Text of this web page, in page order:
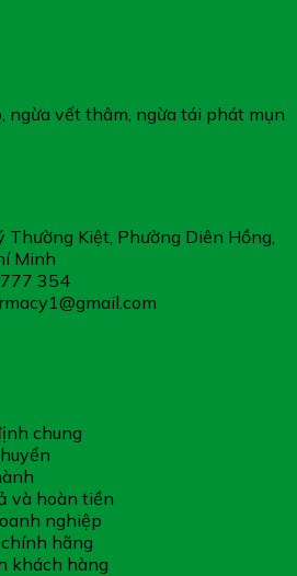
ngừa vết thâm, ngừa tái phát mụn
Kiệt, Phường Diên Hồng,
Minh
354
chung
và hoàn tiền
nghiệp
hãng
khách hàng